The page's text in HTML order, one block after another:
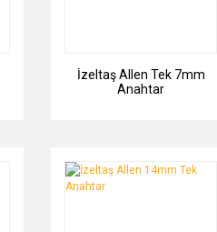
İzeltaş Allen Tek 7mm
Anahtar